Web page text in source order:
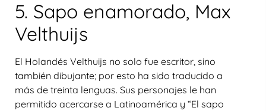
5. Sapo enamorado, Max
Velthuijs
El Holandés Velthuijs no solo fue escritor, sino
también dibujante; por esto ha sido traducido a
más de treinta lenguas. Sus personajes le han
permitido acercarse a Latinoamérica y “El sapo